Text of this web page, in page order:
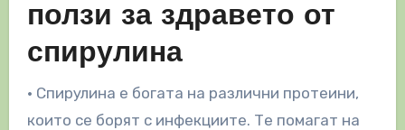
ползи за здравето от
спирулина
• Спирулина е богата на различни протеини,
които се борят с инфекциите. Те помагат на